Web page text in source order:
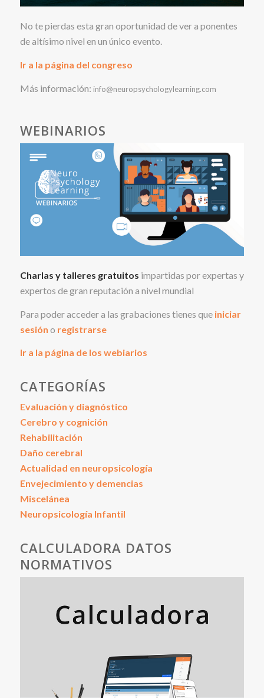
No te pierdas esta gran oportunidad de ver a ponentes
de altísimo nivel en un único evento.
Ir a la página del congreso
Más información: info@neuropsychologylearning.com
WEBINARIOS
Charlas y talleres gratuitos impartidas por expertas y
expertos de gran reputación a nivel mundial
Para poder acceder a las grabaciones tienes queiniciar
sesión o registrarse
Ir a la página de los webiarios
CATEGORÍAS
Evaluación y diagnóstico
Cerebro y cognición
Rehabilitación
Daño cerebral
Actualidad en neuropsicología
Envejecimiento y demencias
Miscelánea
Neuropsicología Infantil
CALCULADORA DATOS
NORMATIVOS